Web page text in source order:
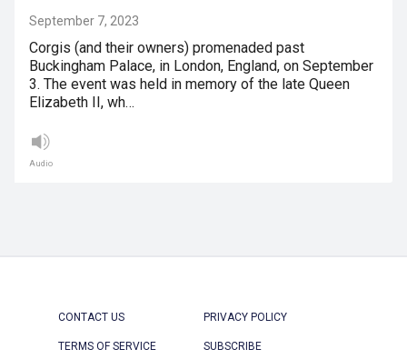
September 7, 2023
Corgis (and their owners) promenaded past
Buckingham Palace, in London, England, on September
3. The event was held in memory of the late Queen
Elizabeth II, wh…
Audio
CONTACT US PRIVACY POLICY
TERMS OF SERVICE SUBSCRIBE